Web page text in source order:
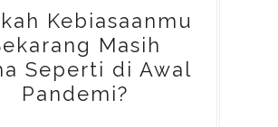
Kebiasaanmu
Masih
Seperti di Awal
Pandemi?